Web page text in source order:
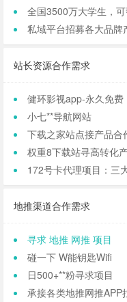
全国3500万大学生，可帮商
私域平台招募各大品牌
站长资源合作需求
健环影视app-永久免费
小七**导航网站
下载之家站点接产品合
权重8下载站寻高转化
172号卡代理项目：三
地推渠道合作需求
寻求 地推 网推 项目
碰一下 W能钥匙Wifi
日500+**粉寻求项目
承接各类地推网推